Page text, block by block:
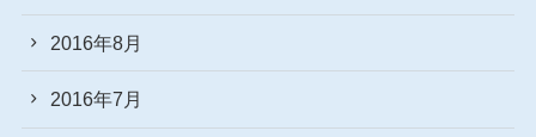
2016年8月
2016年7月